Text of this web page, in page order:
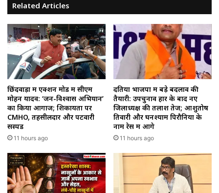
Related Articles
छिंदवाड़ा में एक्शन मोड में सीएम
मोहन यादव: ‘जन-विश्वास अभियान’
का किया आगाज; शिकायतों पर
CMHO, तहसीलदार और पटवारी
सस्पेंड
11 hours ago
दतिया भाजपा में बड़े बदलाव की
तैयारी: उपचुनाव हार के बाद नए
जिलाध्यक्ष की तलाश तेज; आशुतोष
तिवारी और घनश्याम पिरौनिया के
नाम रेस में आगे
11 hours ago